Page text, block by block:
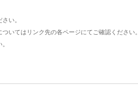
い。
いてはリンク先の各ページにてご確認ください。